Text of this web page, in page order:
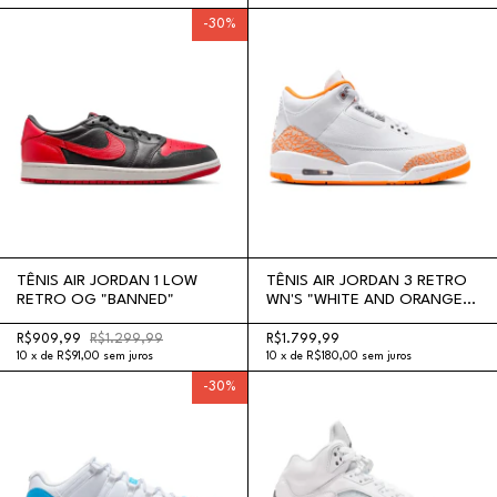
-30%
TÊNIS AIR JORDAN 1 LOW
RETRO OG "BANNED"
R$909,99 R$1.299,99
10 x de R$91,00 sem juros
TÊNIS AIR JORDAN 3 RETRO
WN'S "WHITE AND ORANGE
R$1.799,99
10 x de R$180,00 sem juros
-30%